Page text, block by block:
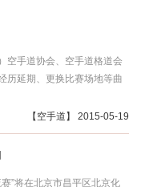
空手道协会、空手道格道会
历延期、更换比赛场地等曲
【 空手道 】 2015-05-19
”将在北京市昌平区北京化